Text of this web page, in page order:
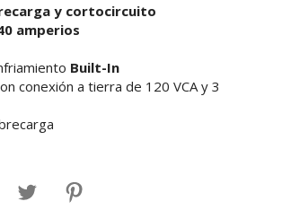
y cortocircuito
amperios
Built-In
conexión a tierra de 120 VCA y 3